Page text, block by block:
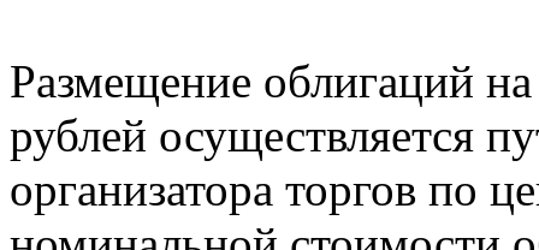
Размещение облигаций
рублей осуществляется
организатора торгов по